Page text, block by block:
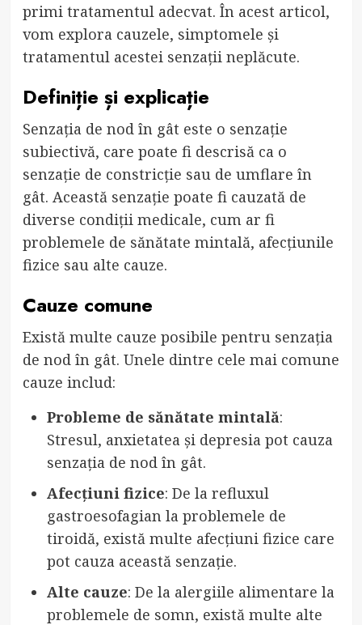
primi tratamentul adecvat. În acest articol,
vom explora cauzele, simptomele și
tratamentul acestei senzații neplăcute.
Definiție și explicație
Senzația de nod în gât este o senzație
subiectivă, care poate fi descrisă ca o
senzație de constricție sau de umflare în
gât. Această senzație poate fi cauzată de
diverse condiții medicale, cum ar fi
problemele de sănătate mintală, afecțiunile
fizice sau alte cauze.
Cauze comune
Există multe cauze posibile pentru senzația
de nod în gât. Unele dintre cele mai comune
cauze includ:
Probleme de sănătate mintală:
Stresul, anxietatea și depresia pot cauza
senzația de nod în gât.
Afecțiuni fizice: De la refluxul
gastroesofagian la problemele de
tiroidă, există multe afecțiuni fizice care
pot cauza această senzație.
Alte cauze: De la alergiile alimentare la
problemele de somn, există multe alte